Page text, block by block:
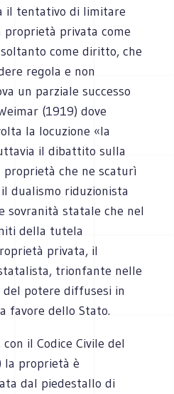
il tentativo di limitare
proprietà privata come
come diritto, che
regola e non
un parziale successo
(1919) dove
la locuzione «la
il dibattito sulla
che ne scaturì
dualismo riduzionista
sovranità statale che nel
della tutela
privata, il
trionfante nelle
potere diffusesi in
favore dello Stato.
il Codice Civile del
la proprietà è
dal piedestallo di